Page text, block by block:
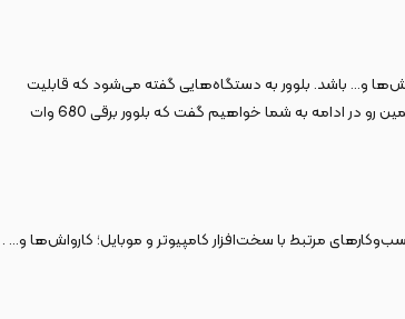
کارگاه‌ها، کارواش‌ها و… باشد. بلوور به دستگاه‌هایی گفته می‌شود که قابلیت
دمیدن هوا به بیرون و مکش هوا به داخل خود را دارند این گستره عظیم محصولات در این حوزه باعث شده تا انتخاب بهترین محصول برای افراد مختلف کاری بسیار دشوار باشد؛ از همین رو در ادامه به شما خواهیم گفت که بلوور برقی 680 وات
مرتبط با سخت‌افزار کامپیوتر و موبایل؛ کارواش‌ها و… .